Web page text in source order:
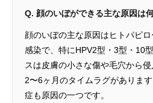
Q. 顔のいぼができる主な原因は
顔のいぼの主な原因はヒトパピ
感染で、特にHPV2型・3型・10
スは皮膚の小さな傷や毛穴から
2〜6ヶ月のタイムラグがありま
症も原因の一つです。